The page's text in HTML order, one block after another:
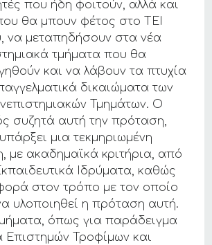
που ήδη φοιτούν, αλλά και
θα μπουν φέτος στο ΤΕΙ
να μεταπηδήσουν στα νέα
τμήματα που θα
και να λάβουν τα πτυχία
δικαιώματα των
Τμημάτων. Ο
συζητά αυτή την πρόταση,
μια τεκμηριωμένη
με ακαδημαϊκά κριτήρια, από
Ιδρύματα, καθώς
στον τρόπο με τον οποίο
υλοποιηθεί η πρόταση αυτή.
όπως για παράδειγμα
Επιστημών Τροφίμων και